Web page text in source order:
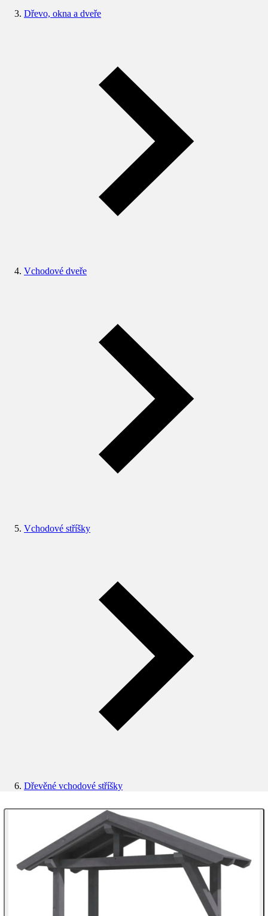
Dřevo, okna a dveře
Vchodové dveře
Vchodové stříšky
Dřevěné vchodové stříšky